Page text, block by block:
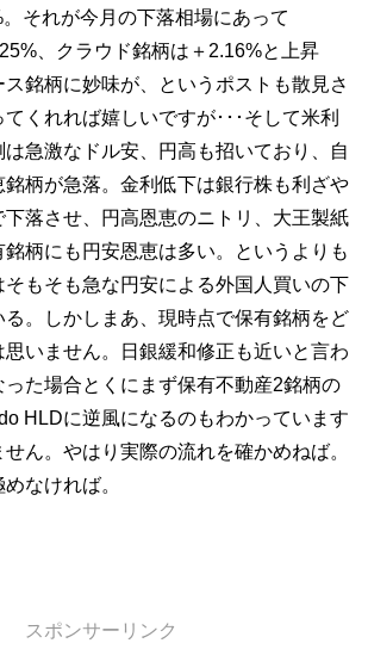
それが今月の下落相場にあって
、クラウド銘柄は＋2.16%と上昇
銘柄に妙味が、というポストも散見さ
くれれば嬉しいですが･･･そして米利
急激なドル安、円高も招いており、自
柄が急落。金利低下は銀行株も利ざや
落させ、円高恩恵のニトリ、大王製紙
柄にも円安恩恵は多い。というよりも
もそも急な円安による外国人買いの下
。しかしまあ、現時点で保有銘柄をど
思いません。日銀緩和修正も近いと言わ
た場合とくにまず保有不動産2銘柄の
HLDに逆風になるのもわかっています
ん。やはり実際の流れを確かめねば。
なければ。
スポンサーリンク